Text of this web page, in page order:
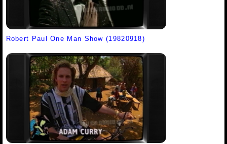
Robert Paul One Man Show (19820918)